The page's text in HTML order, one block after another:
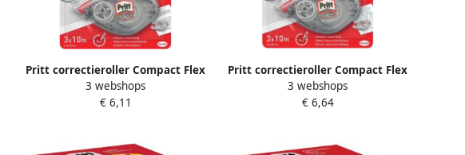
Pritt correctieroller Compact Flex
4 2 mm x 10 m blister 2 + 1 gratis
3 webshops
€ 6,11
Pritt correctieroller Compact Flex
6 mm x 10 m blister 2 + 1 gratis
3 webshops
€ 6,64